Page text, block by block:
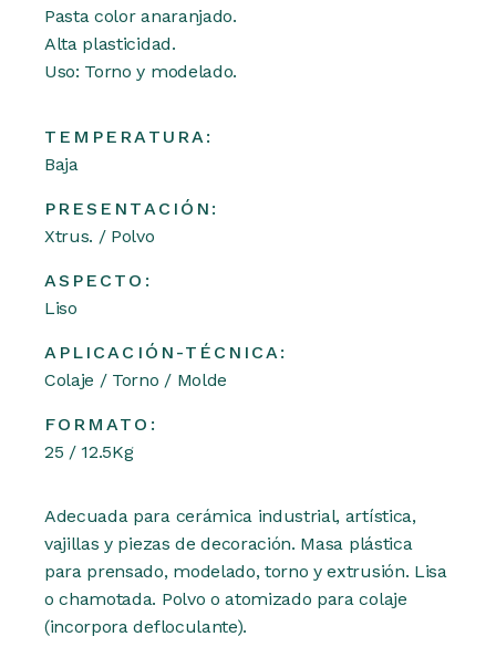
Pasta color anaranjado.
Alta plasticidad.
Uso: Torno y modelado.
TEMPERATURA:
Baja
PRESENTACIÓN:
Xtrus. / Polvo
ASPECTO:
Liso
APLICACIÓN-TÉCNICA:
Colaje / Torno / Molde
FORMATO:
25 / 12.5Kg
Adecuada para cerámica industrial, artística,
vajillas y piezas de decoración. Masa plástica
para prensado, modelado, torno y extrusión. Lisa
o chamotada. Polvo o atomizado para colaje
(incorpora defloculante).